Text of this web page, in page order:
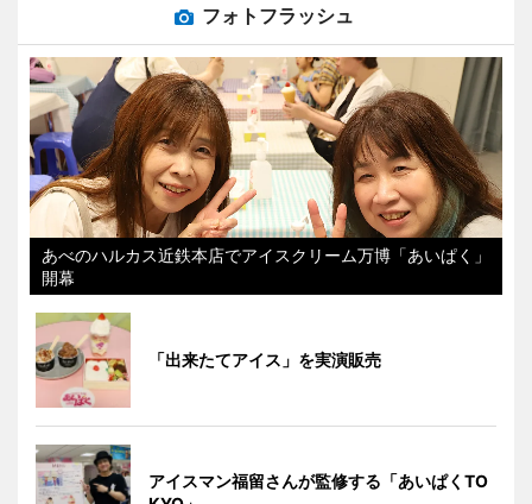
フォトフラッシュ
あべのハルカス近鉄本店でアイスクリーム万博「あいぱく」
開幕
「出来たてアイス」を実演販売
アイスマン福留さんが監修する「あいぱくTO